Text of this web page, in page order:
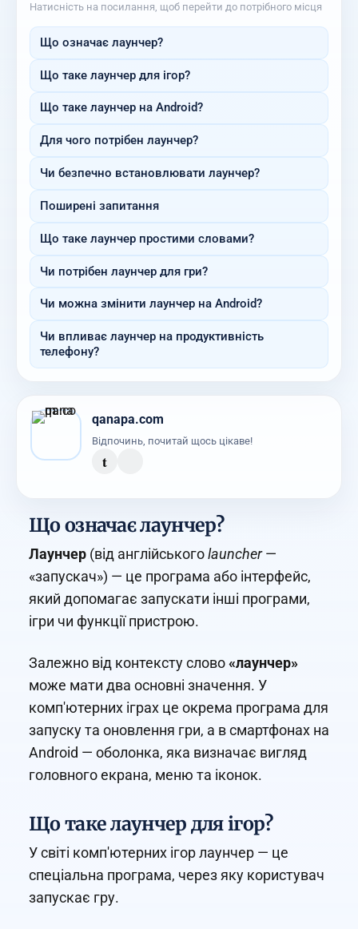
Натисність на посилання, щоб перейти до потрібного місця
Що означає лаунчер?
Що таке лаунчер для ігор?
Що таке лаунчер на Android?
Для чого потрібен лаунчер?
Чи безпечно встановлювати лаунчер?
Поширені запитання
Що таке лаунчер простими словами?
Чи потрібен лаунчер для гри?
Чи можна змінити лаунчер на Android?
Чи впливає лаунчер на продуктивність
телефону?
qanapa.com
Відпочинь, почитай щось цікаве!
t
Що означає лаунчер?
Лаунчер (від англійськогоlauncher—
«запускач») — це програма або інтерфейс,
який допомагає запускати інші програми,
ігри чи функції пристрою.
Залежно від контексту слово«лаунчер»
може мати два основні значення. У
комп'ютерних іграх це окрема програма для
запуску та оновлення гри, а в смартфонах на
Android — оболонка, яка визначає вигляд
головного екрана, меню та іконок.
Що таке лаунчер для ігор?
У світі комп'ютерних ігор лаунчер — це
спеціальна програма, через яку користувач
запускає гру.